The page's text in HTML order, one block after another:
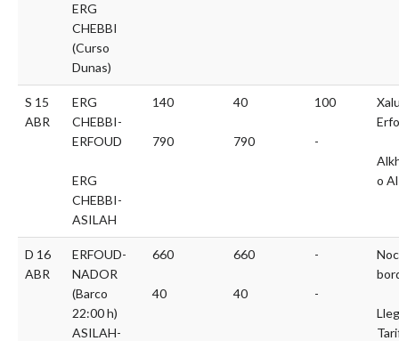
ERG
CHEBBI
(Curso
Dunas)
S 15
ABR
ERG
CHEBBI-
ERFOUD
ERG
CHEBBI-
ASILAH
140
790
40
790
100
-
o
D 16
ABR
ERFOUD-
NADOR
(Barco
22:00 h)
ASILAH-
660
40
660
40
-
-